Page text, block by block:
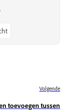
Volgende
toevoegen tussen